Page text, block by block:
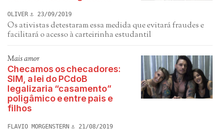
OLIVER 23/09/2019
Os ativistas detestaram essa medida que evitará fraudes e
facilitará o acesso à carteirinha estudantil
Mais amor
Checamos os checadores:
SIM, a lei do PCdoB
legalizaria “casamento”
poligâmico e entre pais e
filhos
FLAVIO MORGENSTERN 21/08/2019